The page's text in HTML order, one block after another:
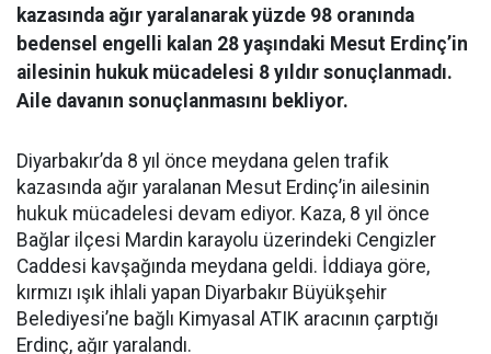
kazasında ağır yaralanarak yüzde 98 oranında
bedensel engelli kalan 28 yaşındaki Mesut Erdinç’in
ailesinin hukuk mücadelesi 8 yıldır sonuçlanmadı.
Aile davanın sonuçlanmasını bekliyor.
Diyarbakır’da 8 yıl önce meydana gelen trafik
kazasında ağır yaralanan Mesut Erdinç’in ailesinin
hukuk mücadelesi devam ediyor. Kaza, 8 yıl önce
Bağlar ilçesi Mardin karayolu üzerindeki Cengizler
Caddesi kavşağında meydana geldi. İddiaya göre,
kırmızı ışık ihlali yapan Diyarbakır Büyükşehir
Belediyesi’ne bağlı Kimyasal ATIK aracının çarptığı
Erdinç, ağır yaralandı.